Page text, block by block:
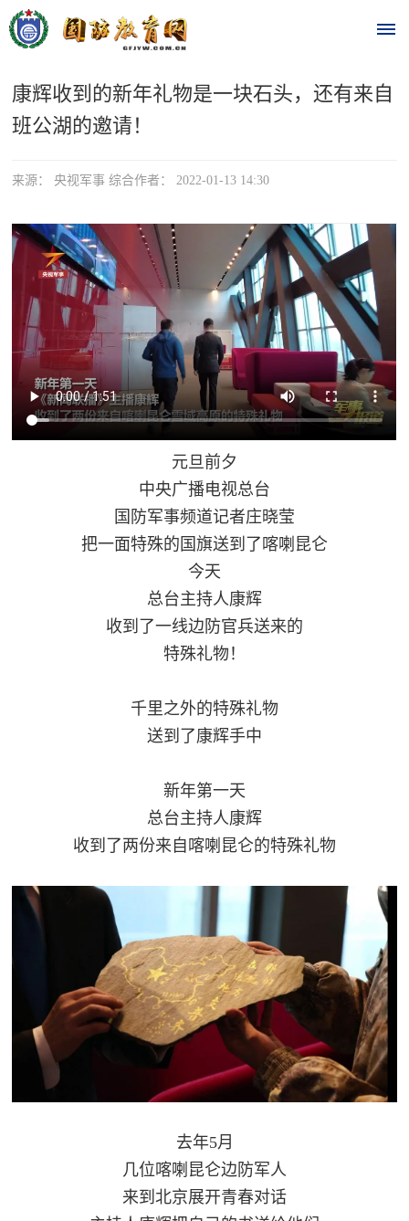
首
时
闻
时
政
要
闻
点
追
国
防
国
防
规
国
防
知
民
全
民
国
防
子
弟
兵
子
弟
员
国
康辉收到的新年礼物是一块石头，还有来自
班公湖的邀请！
来源： 央视军事 综合作者： 2022-01-13 14:30
元旦前夕
中央广播电视总台
国防军事频道记者庄晓莹
把一面特殊的国旗送到了喀喇昆仑
今天
总台主持人康辉
收到了一线边防官兵送来的
特殊礼物！
千里之外的特殊礼物
送到了康辉手中
新年第一天
总台主持人康辉
收到了两份来自喀喇昆仑的特殊礼物
去年5月
几位喀喇昆仑边防军人
来到北京展开青春对话